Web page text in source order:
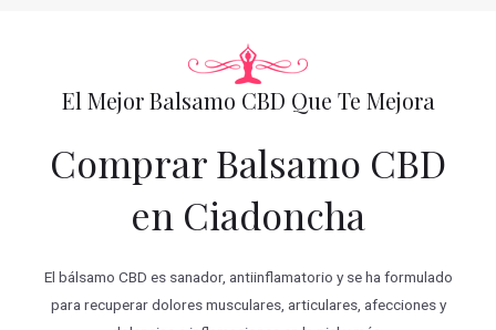
El Mejor Balsamo CBD Que Te Mejora
Comprar Balsamo CBD
en Ciadoncha
El bálsamo CBD es sanador, antiinflamatorio y se ha formulado
para recuperar dolores musculares, articulares, afecciones y